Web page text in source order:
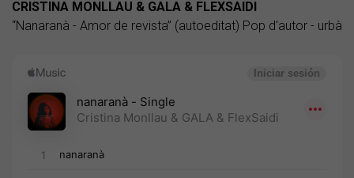
CRISTINA MONLLAU & GALA & FLEXSAIDI
“Nanaranà - Amor de revista” (autoeditat) Pop d'autor - urbà